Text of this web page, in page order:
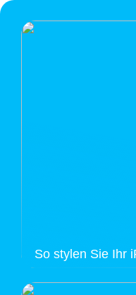
So stylen Sie Ihr